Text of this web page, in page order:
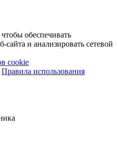
обеспечивать
и анализировать сетевой
cookie
Правила использования